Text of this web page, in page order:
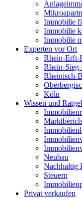
Immobilie
Immobilie
Immobilie
Experten vor Ort
Rhein-Erft-
Rhein-
Rheinisch-
Köln
Wissen und
Neubau
Nachhaltig
Steuern
Privat verkaufen